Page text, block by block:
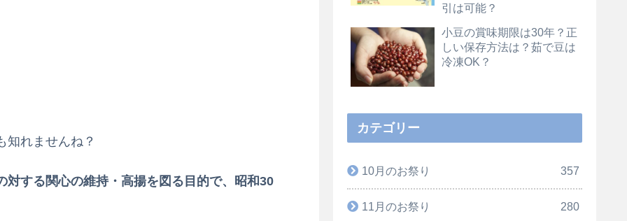
知れませんね？
対する関心の維持・高揚を図る目的で、昭和30
引は可能？
小豆の賞味期限は30年？正
しい保存方法は？茹で豆は
冷凍OK？
カテゴリー
10月のお祭り 357
11月のお祭り 280